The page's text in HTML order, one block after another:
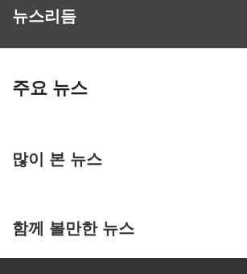
뉴스리듬
주요 뉴스
많이 본 뉴스
함께 볼만한 뉴스